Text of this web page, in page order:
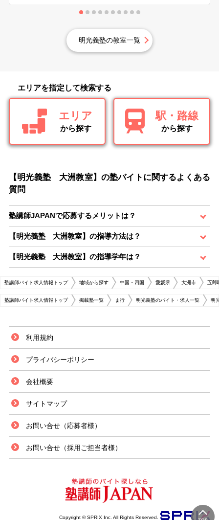
明光義塾の教室一覧
エリアを指定して検索する
エリア
から探す
駅・路線
から探す
【明光義塾 大洲教室】の塾バイトに関するよくある
質問
塾講師JAPANで応募するメリットは？
【明光義塾 大洲教室】の指導方法は？
【明光義塾 大洲教室】の指導学年は？
塾講師バイト求人情報トップ 地域から探す 中国・四国 愛媛県 大洲市 五郎
塾講師バイト求人情報トップ 掲載塾一覧 ま行 明光義塾のバイト・求人一覧 明
利用規約
プライバシーポリシー
会社概要
サイトマップ
お問い合せ（応募者様）
お問い合せ（採用ご担当者様）
Copyright © SPRIX Inc. All Rights Reserved.